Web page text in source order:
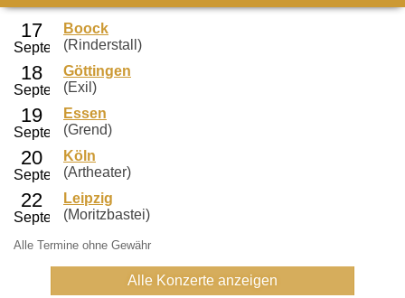
Boock
(Rinderstall)
Göttingen
(Exil)
Essen
(Grend)
Köln
(Artheater)
Leipzig
(Moritzbastei)
Alle Termine ohne Gewähr
Alle Konzerte anzeigen